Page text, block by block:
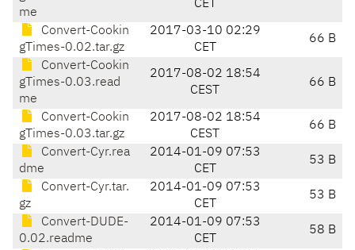
me
CET
Convert-Cookin
gTimes-0.02.tar.gz
2017-03-10 02:29
CET
66 B
Convert-Cookin
gTimes-0.03.read
me
2017-08-02 18:54
CEST
66 B
Convert-Cookin
gTimes-0.03.tar.gz
2017-08-02 18:54
CEST
66 B
Convert-Cyr.rea
dme
2014-01-09 07:53
CET
53 B
Convert-Cyr.tar.
gz
2014-01-09 07:53
CET
53 B
Convert-DUDE-
0.02.readme
2014-01-09 07:53
CET
58 B